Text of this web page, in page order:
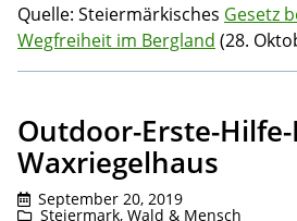
Quelle: Steiermärkisches Gesetz
Wegfreiheit im Bergland (28.
Outdoor-Erste-
Waxriegelhaus
September 20, 2019
Steiermark, Wald & Mensch